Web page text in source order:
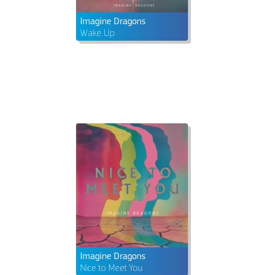
Imagine Dragons
Wake Up
Imagine Dragons
Nice to Meet You